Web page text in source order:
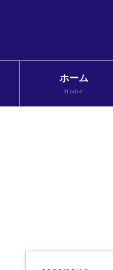
ホーム
Home